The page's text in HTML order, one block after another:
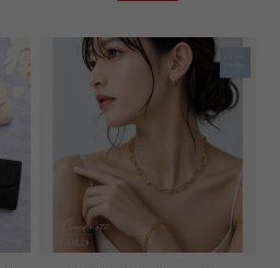
式 冠婚葬祭 フォーマル サ
テン パーティーアイテム
emile0104